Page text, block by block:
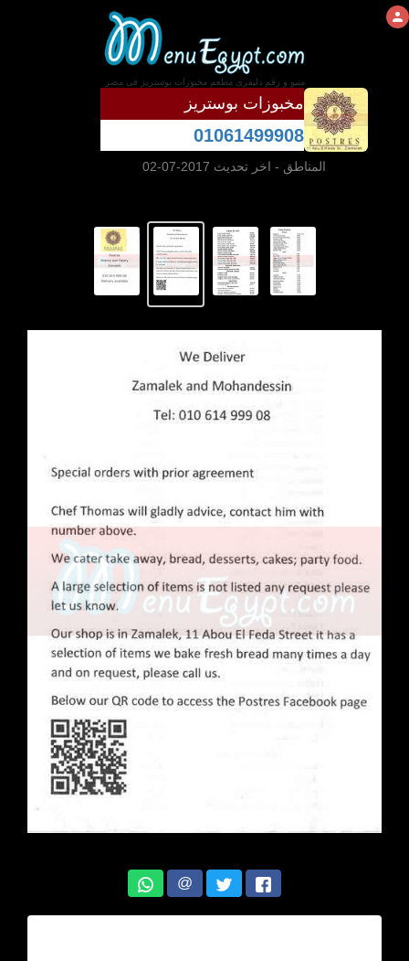
منيو و رقم دليفرى مطعم مخبوزات بوستريز فى مصر
مخبوزات بوستريز
01061499908
المناطق - اخر تحديث 2017-07-02
@